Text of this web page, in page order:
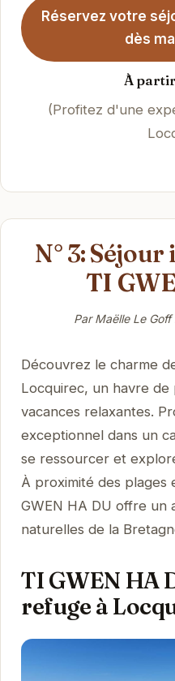
Réservez votre
dès
À
(Profitez d'une
N° 3:
TI
Par Maëlle Le Goff
Découvrez le charme
Locquirec, un havre de
vacances relaxantes.
exceptionnel dans un
se ressourcer et
À proximité des plages
GWEN HA DU offre un
naturelles de la
TI GWEN HA
refuge à